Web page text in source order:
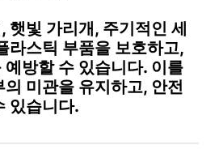
햇빛 가리개, 주기적인 세
라스틱 부품을 보호하고,
예방할 수 있습니다. 이를
미관을 유지하고, 안전
있습니다.